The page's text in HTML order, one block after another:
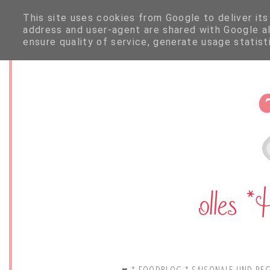
This site uses cookies from Google to deliver
address and user-agent are shared with
ensure quality of service, generate usage